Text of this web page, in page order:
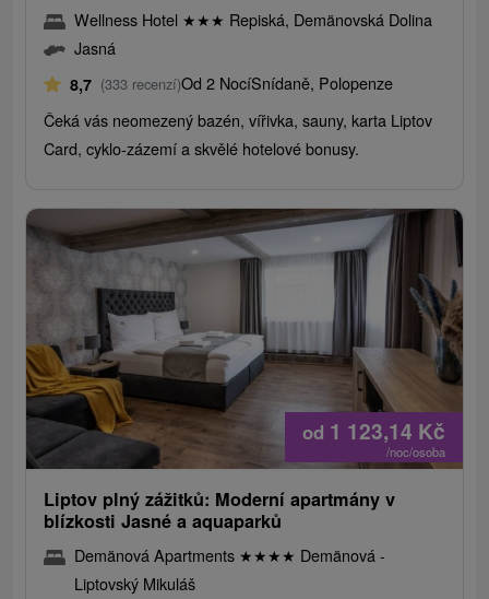
Wellness Hotel ★★★ Repiská, Demänovská Dolina
Jasná
8,7 (333 recenzí)Od 2 NocíSnídaně, Polopenze
Čeká vás neomezený bazén, vířivka, sauny, karta Liptov
Card, cyklo-zázemí a skvělé hotelové bonusy.
od 1 123,14 Kč
/noc/osoba
Liptov plný zážitků: Moderní apartmány v
blízkosti Jasné a aquaparků
Demänová Apartments ★★★★ Demänová -
Liptovský Mikuláš